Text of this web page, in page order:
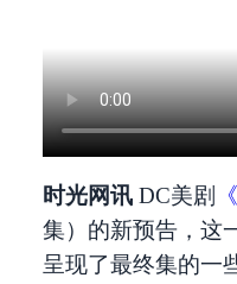
时光网讯 DC美剧
集）的新预告，这
呈现了最终集的一